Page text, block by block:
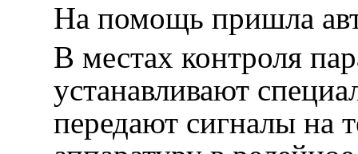
На помощь пришла
В местах контроля
устанавливают
передают сигналы на